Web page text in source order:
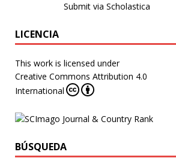
Submit via Scholastica
LICENCIA
This work is licensed under
Creative Commons Attribution 4.0
International
BÚSQUEDA